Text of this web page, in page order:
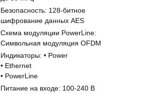
Безопасность: 128-битное
шифрование данных AES
Схема модуляции PowerLine:
Символьная модуляция OFDM
Индикаторы: • Power
• Ethernet
• PowerLine
Питание на входе: 100-240 В